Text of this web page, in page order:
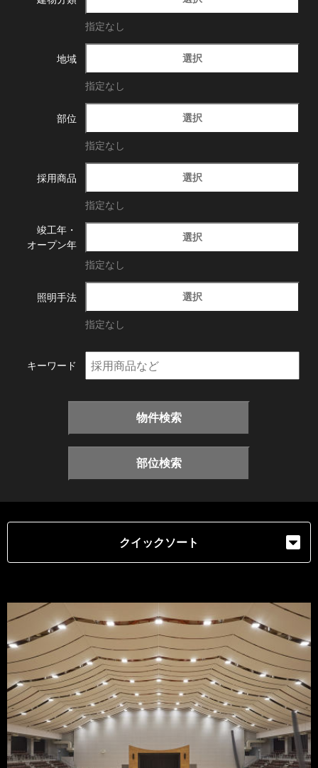
指定なし
地域 選択
指定なし
部位 選択
指定なし
採用商品 選択
指定なし
竣工年・
オープン年
選択
指定なし
照明手法 選択
指定なし
キーワード
物件検索
部位検索
クイックソート